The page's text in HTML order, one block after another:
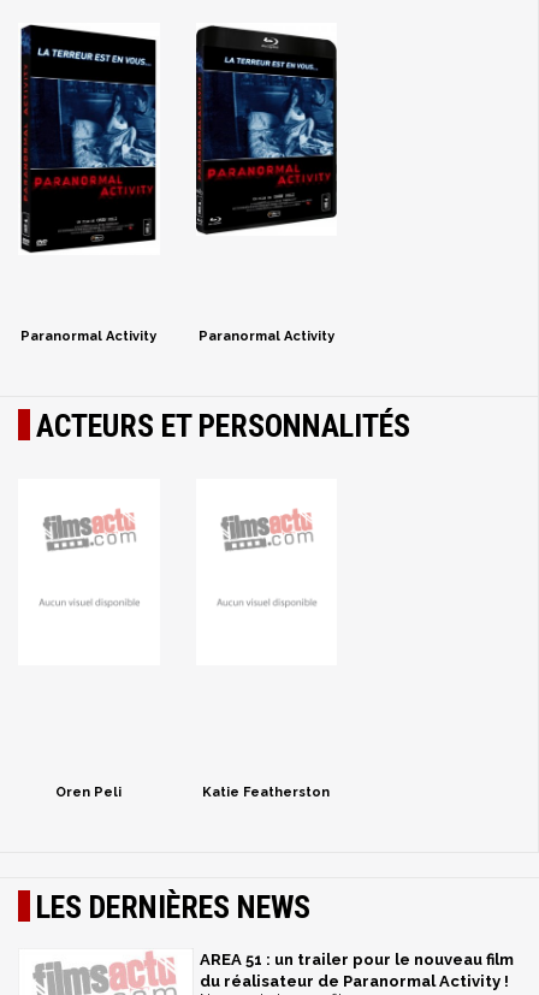
Paranormal Activity Paranormal Activity
ACTEURS ET PERSONNALITÉS
Oren Peli Katie Featherston
LES DERNIÈRES NEWS
AREA 51 : un trailer pour le nouveau film
du réalisateur de Paranormal Activity !